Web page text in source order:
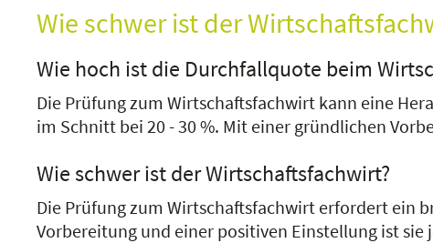
Wie schwer ist der
Wie hoch ist die Durchfallquote beim
Die Prüfung zum Wirtschaftsfachwirt kann eine
im Schnitt bei 20 - 30 %. Mit einer gründlichen
Wie schwer ist der Wirtschaftsfachwirt?
Die Prüfung zum Wirtschaftsfachwirt erfordert ein
Vorbereitung und einer positiven Einstellung ist sie